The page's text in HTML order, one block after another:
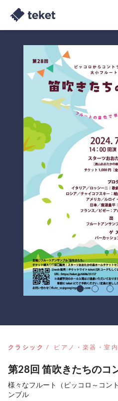
クラシック ピアノ・楽器・室
第28回 笛吹きたちのコ
様々なフルート（ピッコロ～コン
ンブル